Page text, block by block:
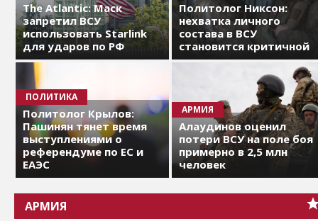
The Atlantic: Маск
запретил ВСУ
использовать Starlink
для ударов по РФ
Политолог Никсон:
нехватка личного
состава в ВСУ
становится критичной
ПОЛИТИКА
Политолог Крылов:
Пашинян тянет время
выступлениями о
референдуме по ЕС и
ЕАЭС
АРМИЯ
Алаудинов оценил
потери ВСУ на поле боя
примерно в 2,5 млн
человек
АРМИЯ